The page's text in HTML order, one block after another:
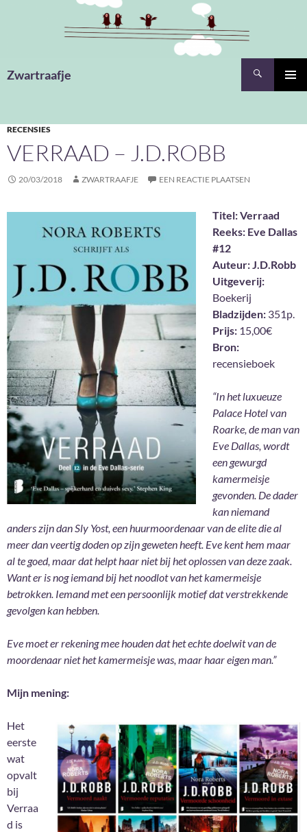
Zwartraafje
RECENSIES
VERRAAD – J.D.ROBB
20/03/2018 ZWARTRAAFJE EEN REACTIE PLAATSEN
Titel: Verraad
Reeks: Eve Dallas
#12
Auteur: J.D.Robb
Uitgeverij:
Boekerij
Bladzijden: 351p.
Prijs: 15,00€
Bron:
recensieboek
“In het luxueuze
Palace Hotel van
Roarke, de man van
Eve Dallas, wordt
een gewurgd
kamermeisje
gevonden. De dader
kan niemand
anders zijn dan Sly Yost, een huurmoordenaar van de elite die al
meer dan veertig doden op zijn geweten heeft. Eve kent hem maar
al te goed, maar dat helpt haar niet bij het oplossen van deze zaak.
Want er is nog iemand bij het noodlot van het kamermeisje
betrokken. Iemand met een persoonlijk motief dat verstrekkende
gevolgen kan hebben.
Eve moet er rekening mee houden dat het echte doelwit van de
moordenaar niet het kamermeisje was, maar haar eigen man.”
Mijn mening:
Het
eerste
wat
opvalt
bij
Verraa
d is